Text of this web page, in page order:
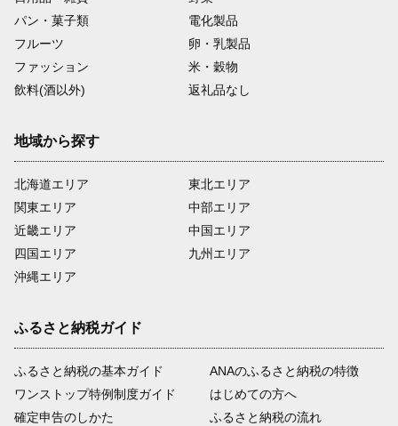
パン・菓子類
電化製品
フルーツ
卵・乳製品
ファッション
米・穀物
飲料(酒以外)
返礼品なし
地域から探す
北海道エリア
関東エリア
近畿エリア
四国エリア
沖縄エリア
東北エリア
中部エリア
中国エリア
九州エリア
ふるさと納税ガイド
ふるさと納税の基本ガイド
ワンストップ特例制度ガイド
確定申告のしかた
ANAのふるさと納税の特徴
はじめての方へ
ふるさと納税の流れ